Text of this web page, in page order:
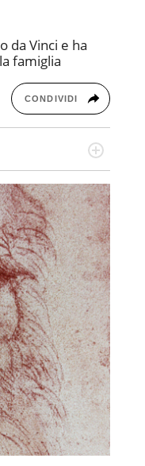
da Vinci e ha
famiglia
CONDIVIDI
di viaggi,